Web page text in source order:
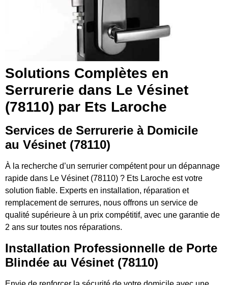
Solutions Complètes en
Serrurerie dans Le Vésinet
(78110) par Ets Laroche
Services de Serrurerie à Domicile
au Vésinet (78110)
À la recherche d’un serrurier compétent pour un dépannage
rapide dans Le Vésinet (78110) ? Ets Laroche est votre
solution fiable. Experts en installation, réparation et
remplacement de serrures, nous offrons un service de
qualité supérieure à un prix compétitif, avec une garantie de
2 ans sur toutes nos réparations.
Installation Professionnelle de Porte
Blindée au Vésinet (78110)